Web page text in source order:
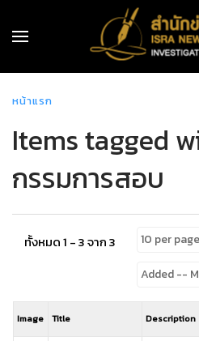
หน้าแรก
Items tagged
กรรมการสอบ
ทั้งหมด 1 - 3 จาก 3
Image Title Description